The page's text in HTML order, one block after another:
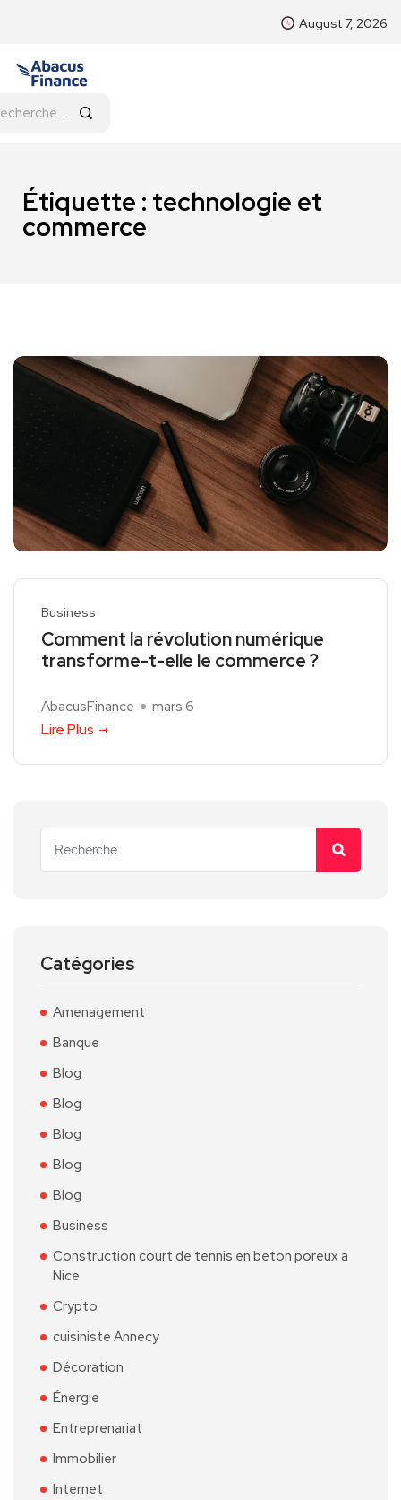
August 7, 2026
Étiquette : technologie et
commerce
Business
Comment la révolution numérique
transforme-t-elle le commerce ?
AbacusFinance mars 6
Lire Plus
Catégories
Amenagement
Banque
Blog
Blog
Blog
Blog
Blog
Business
Construction court de tennis en beton poreux a
Nice
Crypto
cuisiniste Annecy
Décoration
Énergie
Entreprenariat
Immobilier
Internet